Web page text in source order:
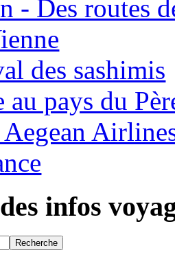
- Des routes
des sashimis
au pays du
infos